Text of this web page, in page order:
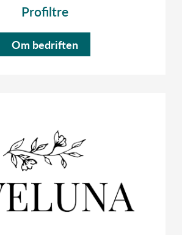
Profiltre
Om bedriften